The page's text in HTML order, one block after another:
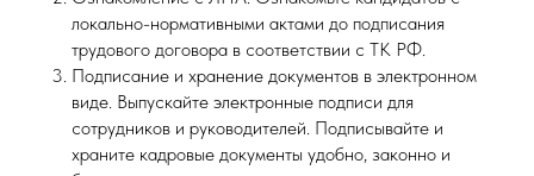
локально-нормативными актами до подписания
трудового договора в соответствии с ТК РФ.
Подписание и хранение документов в электронном
виде. Выпускайте электронные подписи для
сотрудников и руководителей. Подписывайте и
храните кадровые документы удобно, законно и